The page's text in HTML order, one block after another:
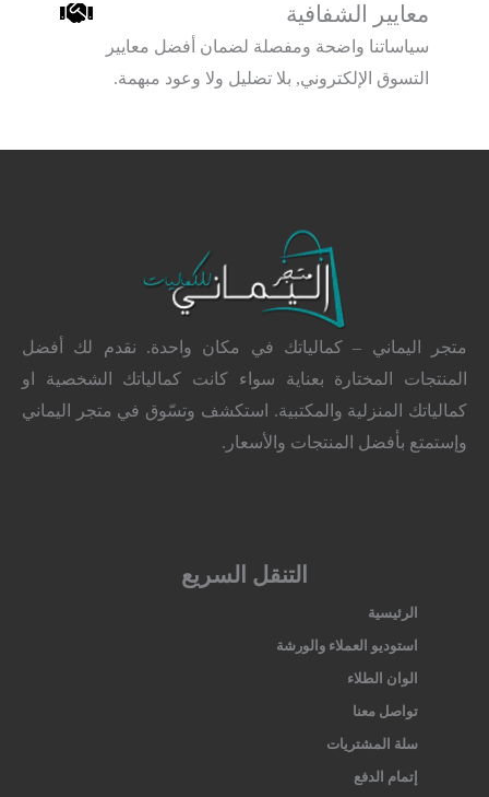
معايير الشفافية
سياساتنا واضحة ومفصلة لضمان أفضل معايير
التسوق الإلكتروني, بلا تضليل ولا وعود مبهمة.
متجر اليماني – كمالياتك في مكان واحدة. نقدم لك أفضل
المنتجات المختارة بعناية سواء كانت كمالياتك الشخصية او
كمالياتك المنزلية والمكتبية. استكشف وتسّوق في متجر اليماني
وإستمتع بأفضل المنتجات والأسعار.
التنقل السريع
الرئيسية
استوديو العملاء والورشة
الوان الطلاء
تواصل معنا
سلة المشتريات
إتمام الدفع